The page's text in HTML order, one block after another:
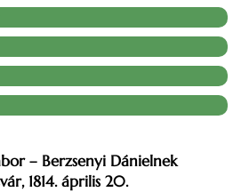
– Berzsenyi Dánielnek
1814. április 20.